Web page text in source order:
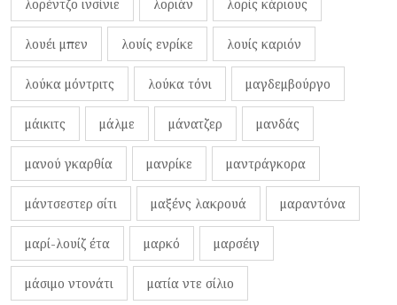
λορέντζο ινσίνιε λοριάν λορίς κάριους
λουέι μπεν λουίς ενρίκε λουίς καριόν
λούκα μόντριτς λούκα τόνι μαγδεμβούργο
μάικιτς μάλμε μάνατζερ μανδάς
μανού γκαρθία μανρίκε μαντράγκορα
μάντσεστερ σίτι μαξένς λακρουά μαραντόνα
μαρί-λουίζ έτα μαρκό μαρσέιγ
μάσιμο ντονάτι ματία ντε σίλιο